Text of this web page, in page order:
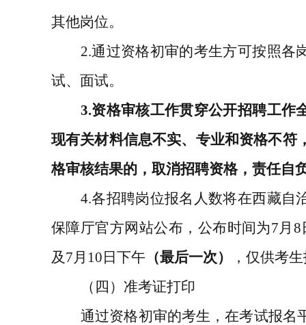
其他岗位。
2.通过资格初审的考生方可按照各
试、面试。
3.资格审核工作贯穿公开招聘工作
现有关材料信息不实、专业和资格不符
格审核结果的，取消招聘资格，责任自
4.各招聘岗位报名人数将在西藏自
保障厅官方网站公布，公布时间为7月 8
及 7月 10 日下午 （最后一次）
，仅供考
（四）准考证打印
通过资格初审的考生，在考试报名